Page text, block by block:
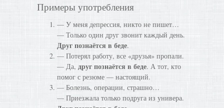
Примеры употребления
— У меня депрессия, никто не пишет…
— Только один друг звонит каждый день.
Друг познаётся в беде.
— Потерял работу, все «друзья» пропали.
— Да, друг познаётся в беде. А тот, кто
помог с резюме — настоящий.
— Болезнь, операции, страшно…
— Приезжала только подруга из универа.